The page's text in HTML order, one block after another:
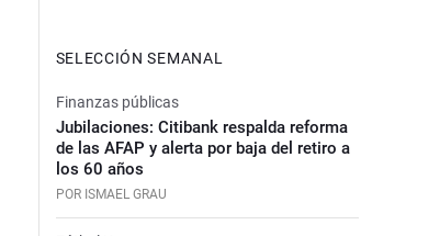
SELECCIÓN SEMANAL
Finanzas públicas
Jubilaciones: Citibank respalda reforma
de las AFAP y alerta por baja del retiro a
los 60 años
POR ISMAEL GRAU